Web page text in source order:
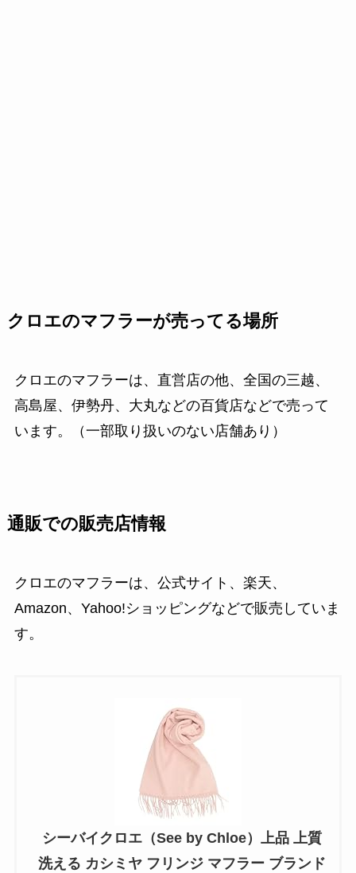
クロエのマフラーが売ってる場所
クロエのマフラーは、直営店の他、全国の三越、
高島屋、伊勢丹、大丸などの百貨店などで売って
います。（一部取り扱いのない店舗あり）
通販での販売店情報
クロエのマフラーは、公式サイト、楽天、
Amazon、Yahoo!ショッピングなどで販売していま
す。
シーバイクロエ（See by Chloe）上品 上質
洗える カシミヤ フリンジ マフラー ブランド